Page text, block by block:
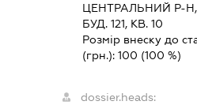
ЦЕНТРАЛЬНИЙ Р-Н,
БУД. 121, КВ. 10
Розмір внеску до
(грн.):100 (100 %)
dossier.heads: